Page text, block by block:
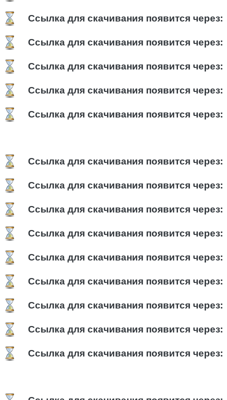
Ссылка для скачивания появится через:
Ссылка для скачивания появится через:
Ссылка для скачивания появится через:
Ссылка для скачивания появится через:
Ссылка для скачивания появится через:
Ссылка для скачивания появится через:
Ссылка для скачивания появится через:
Ссылка для скачивания появится через:
Ссылка для скачивания появится через:
Ссылка для скачивания появится через:
Ссылка для скачивания появится через:
Ссылка для скачивания появится через:
Ссылка для скачивания появится через:
Ссылка для скачивания появится через: